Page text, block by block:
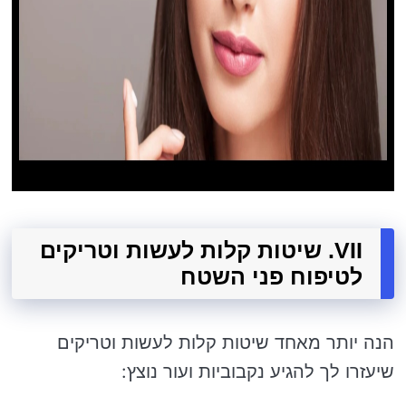
VII. שיטות קלות לעשות וטריקים
לטיפוח פני השטח
הנה יותר מאחד שיטות קלות לעשות וטריקים
שיעזרו לך להגיע נקבוביות ועור נוצץ: